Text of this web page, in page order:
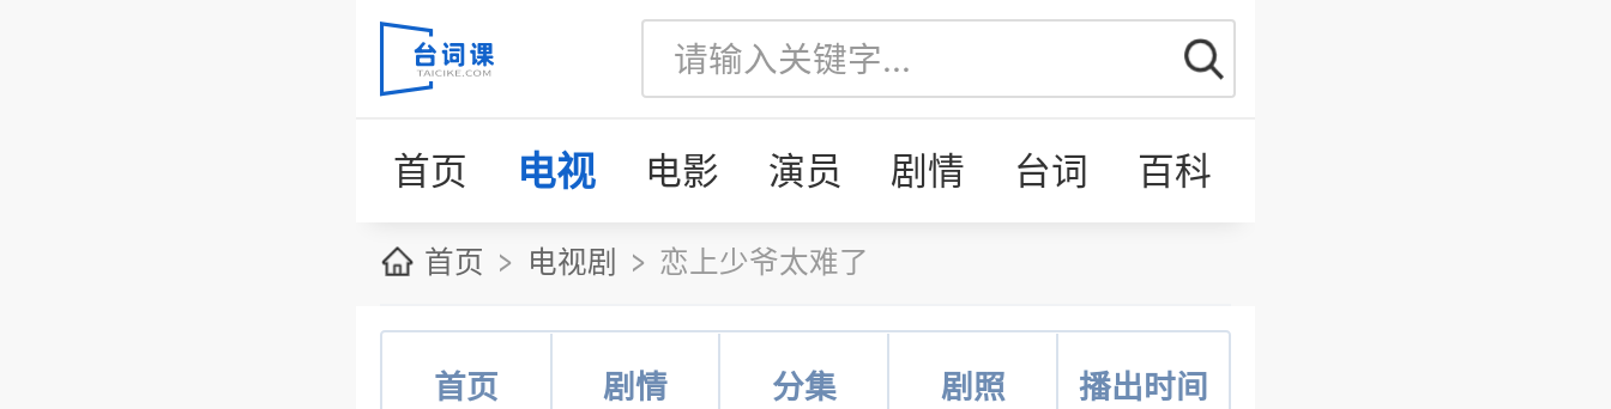
首页 电视 电影 演员 剧情 台词 百科
首页 电视剧 恋上少爷太难了
首页 剧情 分集 剧照 播出时间